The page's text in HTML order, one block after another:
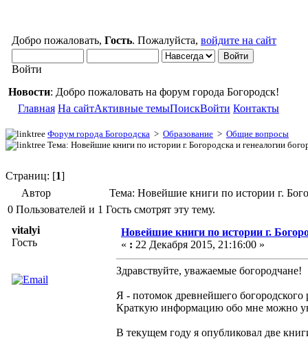
Добро пожаловать, Гость. Пожалуйста, войдите на сайт
Войти
Новости: Добро пожаловать на форум города Богородск!
Главная На сайтАктивные темыПоискВойти Контакты
Форум города Богородска > Образование > Общие вопросы
Тема: Новейшие книги по истории г. Богородска и генеалогии
Страниц: [1]
Автор
Тема: Новейшие книги по истории г.
0 Пользователей и 1 Гость смотрят эту тему.
vitalyi
Гость
Новейшие книги по истории г.
« : 22 Декабря 2015, 21:16:00 »
Здравствуйте, уважаемые богородчане!
Я - потомок древнейшего
Краткую информацию обо мне можно
В текущем году я опубликовал две